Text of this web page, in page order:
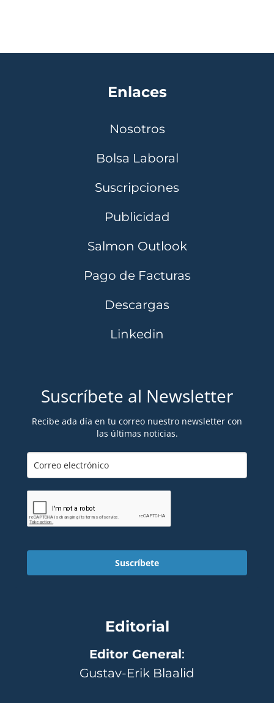
Enlaces
Nosotros
Bolsa Laboral
Suscripciones
Publicidad
Salmon Outlook
Pago de Facturas
Descargas
Linkedin
Suscríbete al Newsletter
Recibe ada día en tu correo nuestro newsletter con
las últimas noticias.
Suscríbete
Editorial
Editor General:
Gustav-Erik Blaalid